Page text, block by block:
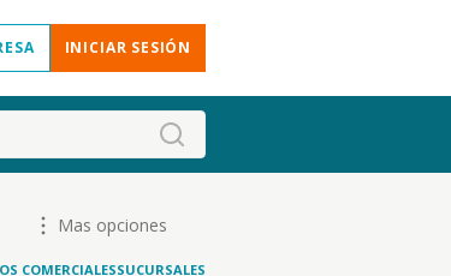
INICIAR SESIÓN
Mas opciones
COMERCIALESSUCURSALES